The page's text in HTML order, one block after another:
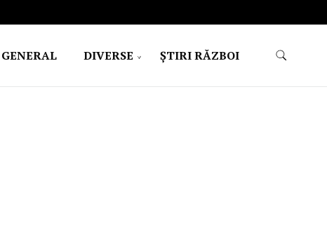
GENERAL DIVERSE ŞTIRI RĂZBOI